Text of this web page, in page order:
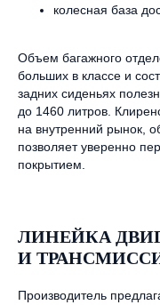
колесная база
Объем багажного
больших в классе и
задних сиденьях
до 1460 литров.
на внутренний рынок,
позволяет уверенно
покрытием.
ЛИНЕЙКА
И
Производитель